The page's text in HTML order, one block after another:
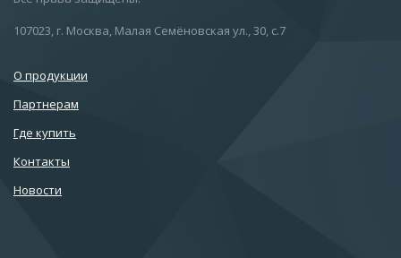
107023, г. Москва, Малая Семёновская ул., 30, с.7
О продукции
Партнерам
Где купить
Контакты
Новости